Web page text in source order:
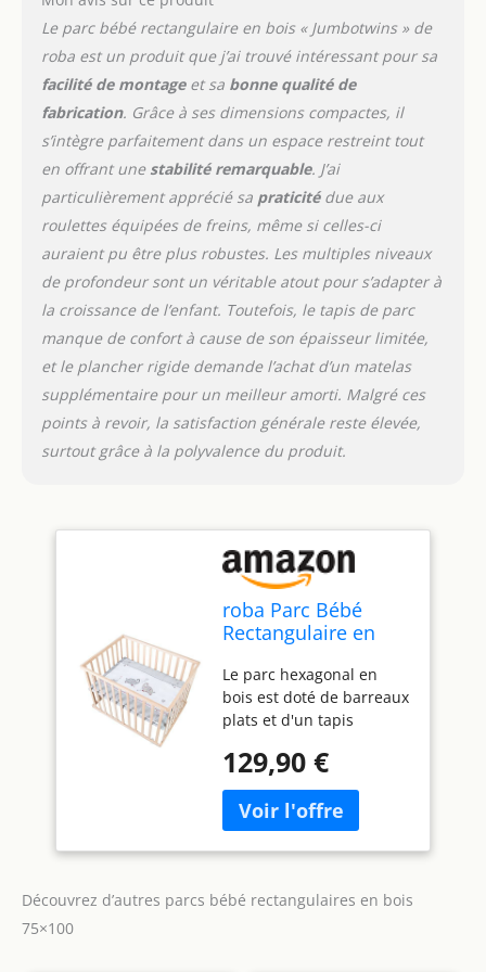
peau. Âge de l'enfant : de
0 à 24 mois Le parc de la
marque roba peut
supporter un poids
maximal de 15 kg. C'est
une belle aire de jeu sûre
dès la naissance,
garantissant une longue
utilisation du produit et
un endroit où les enfants
peuvent découvrir le
monde
Le parc bébé rectangulaire en bois « Jumbotwins » de
roba est un produit que j’ai trouvé intéressant pour sa
facilité de montageet sa bonne qualité de
fabrication. Grâce à ses dimensions compactes, il
s’intègre parfaitement dans un espace restreint tout
en offrant une stabilité remarquable. J’ai
particulièrement apprécié sa praticitédue aux
roulettes équipées de freins, même si celles-ci
auraient pu être plus robustes. Les multiples niveaux
de profondeur sont un véritable atout pour s’adapter à
la croissance de l’enfant. Toutefois, le tapis de parc
manque de confort à cause de son épaisseur limitée,
et le plancher rigide demande l’achat d’un matelas
supplémentaire pour un meilleur amorti. Malgré ces
points à revoir, la satisfaction générale reste élevée,
surtout grâce à la polyvalence du produit.
roba Parc Bébé
Rectangulaire en
"Jumbotwins" +
Tapis de Parc Bébé
et Roues Avec Freins
Le parc hexagonal en
bois est doté de barreaux
plats et d'un tapis
protection intégrale Le
parc testé pour sa
sécurité offre une grande
surface de jeu et de
sommeil. La base du parc
sur 3 niveaux, ce qui
129,90 €
Découvrez d’autres parcs bébé rectangulaires en bois
75×100